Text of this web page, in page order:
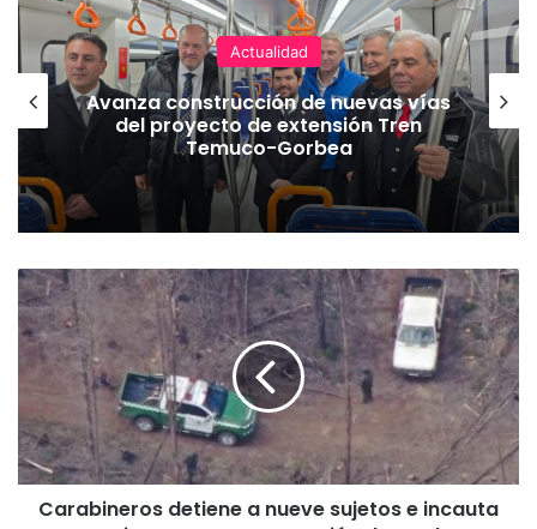
Actualidad
Avanza construcción de nuevas vías
del proyecto de extensión Tren
Temuco-Gorbea
C
a
r
n
e
r
Carabineros detiene a nueve sujetos e incauta